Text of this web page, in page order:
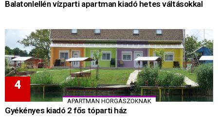
Balatonlellén vízparti apartman kiadó hetes váltásokkal
APARTMAN HORGÁSZOKNAK
Gyékényes kiadó 2 fős tóparti ház